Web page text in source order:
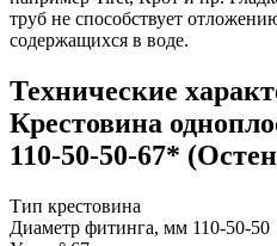
труб не способствует
содержащихся в воде.
Технические
Крестовина
110-50-50-67*
Тип крестовина
Диаметр фитинга, мм 110-50-50